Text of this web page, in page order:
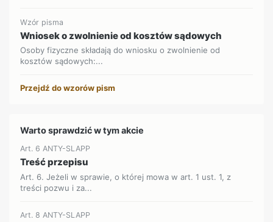
Wzór pisma
Wniosek o zwolnienie od kosztów sądowych
Osoby fizyczne składają do wniosku o zwolnienie od
kosztów sądowych:...
Przejdź do wzorów pism
Warto sprawdzić w tym akcie
Art. 6 ANTY-SLAPP
Treść przepisu
Art. 6. Jeżeli w sprawie, o której mowa w art. 1 ust. 1, z
treści pozwu i za...
Art. 8 ANTY-SLAPP